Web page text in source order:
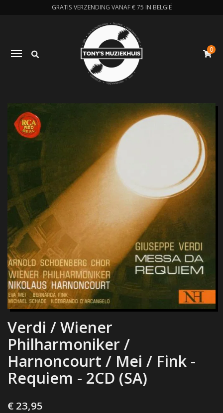
GRATIS VERZENDING VANAF € 75 IN BELGIË
Toggle navigation 0
Verdi / Wiener
Philharmoniker /
Harnoncourt / Mei / Fink -
Requiem - 2CD (SA)
€ 23,95